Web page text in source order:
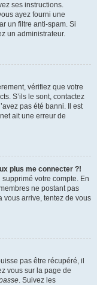
ses instructions.
ayez fourni une
un filtre anti-spam. Si
un administrateur.
vérifiez que votre
S’ils le sont, contactez
pas été banni. Il est
ait une erreur de
plus me connecter ?!
supprimé votre compte. En
ne postant pas
vous arrive, tentez de vous
pas être récupéré, il
vous sur la page de
. Suivez les